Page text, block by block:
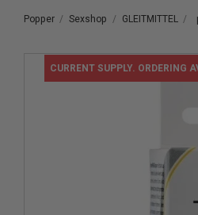
Popper Sexshop GLEITMITTEL
CURRENT SUPPLY. ORDERING